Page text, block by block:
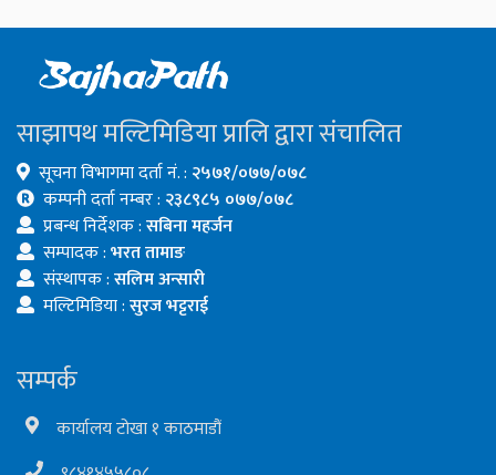
साझापथ मल्टिमिडिया प्रालि द्वारा संचालित
सूचना विभागमा दर्ता नं. : २५७१/०७७/०७८
कम्पनी दर्ता नम्बर : २३८९८५ ०७७/०७८
प्रबन्ध निर्देशक :सबिना महर्जन
सम्पादक :भरत तामाङ
संस्थापक :सलिम अन्सारी
मल्टिमिडिया :सुरज भट्टराई
सम्पर्क
कार्यालय टोखा १ काठमाडौं